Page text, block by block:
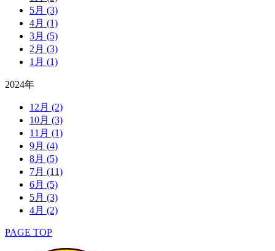
5月 (3)
4月 (1)
3月 (5)
2月 (3)
1月 (1)
2024年
12月 (2)
10月 (3)
11月 (1)
9月 (4)
8月 (5)
7月 (11)
6月 (5)
5月 (3)
4月 (2)
PAGE TOP